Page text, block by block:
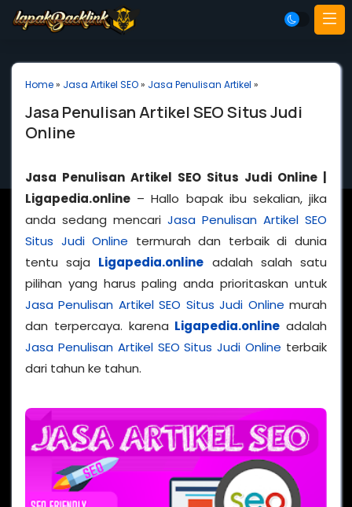
Home» Jasa Artikel SEO» Jasa Penulisan Artikel »
Jasa Penulisan Artikel SEO Situs Judi
Online
Jasa Penulisan Artikel SEO Situs Judi Online |
Ligapedia.online – Hallo bapak ibu sekalian, jika
anda sedang mencari Jasa Penulisan Artikel SEO
Situs Judi Online termurah dan terbaik di dunia
tentu saja Ligapedia.online adalah salah satu
pilihan yang harus paling anda prioritaskan untuk
Jasa Penulisan Artikel SEO Situs Judi Online murah
dan terpercaya. karena Ligapedia.online adalah
Jasa Penulisan Artikel SEO Situs Judi Online terbaik
dari tahun ke tahun.